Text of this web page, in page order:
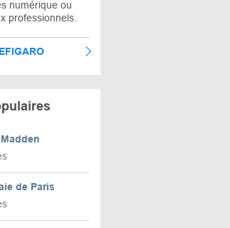
numérique ou
professionnels.
de Paris